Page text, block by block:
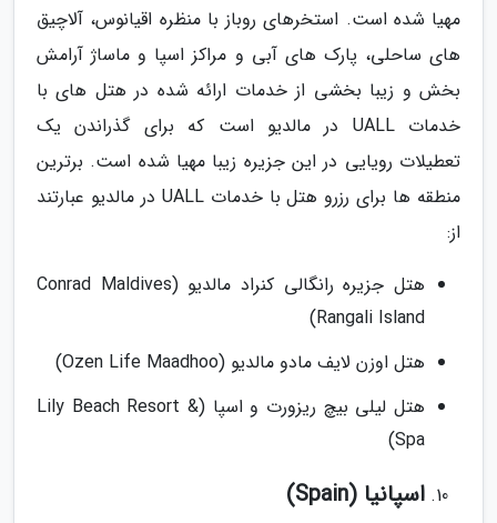
مهیا شده است. استخرهای روباز با منظره اقیانوس، آلاچیق
های ساحلی، پارک های آبی و مراکز اسپا و ماساژ آرامش
بخش و زیبا بخشی از خدمات ارائه شده در هتل های با
خدمات UALL در مالدیو است که برای گذراندن یک
تعطیلات رویایی در این جزیره زیبا مهیا شده است. برترین
منطقه ها برای رزرو هتل با خدمات UALL در مالدیو عبارتند
از:
هتل جزیره رانگالی کنراد مالدیو (Conrad Maldives
Rangali Island)
هتل اوزن لایف مادو مالدیو (Ozen Life Maadhoo)
هتل لیلی بیچ ریزورت و اسپا (Lily Beach Resort &
Spa)
اسپانیا (Spain)